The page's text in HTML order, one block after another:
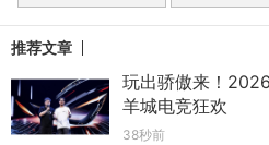
推荐文章
玩出骄傲来！
羊城电竞狂欢
38秒前